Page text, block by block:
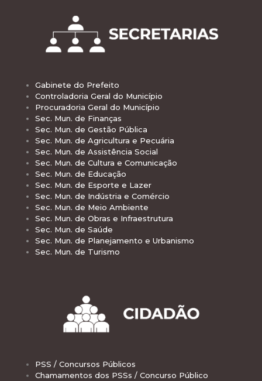
Gabinete do Prefeito
Controladoria Geral do Município
Procuradoria Geral do Município
Sec. Mun. de Finanças
Sec. Mun. de Gestão Pública
Sec. Mun. de Agricultura e Pecuária
Sec. Mun. de Assistência Social
Sec. Mun. de Cultura e Comunicação
Sec. Mun. de Educação
Sec. Mun. de Esporte e Lazer
Sec. Mun. de Indústria e Comércio
Sec. Mun. de Meio Ambiente
Sec. Mun. de Obras e Infraestrutura
Sec. Mun. de Saúde
Sec. Mun. de Planejamento e Urbanismo
Sec. Mun. de Turismo
PSS / Concursos Públicos
Chamamentos dos PSSs / Concurso Público